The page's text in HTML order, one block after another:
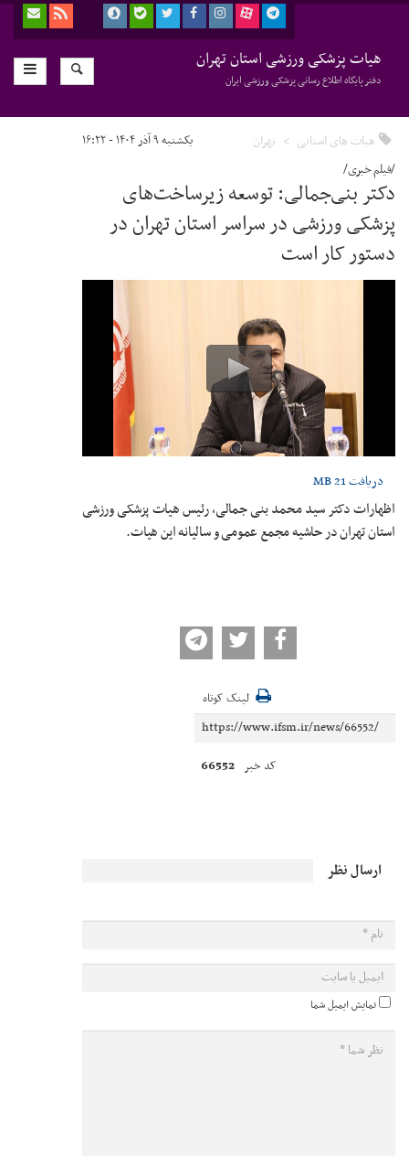
هیات پزشکی ورزشی استان تهران
دفتر پایگاه اطلاع رسانی پزشکی ورزشی ایران
هیات های استانی تهران یکشنبه ۹ آذر ۱۴۰۴ - ۱۶:۲۲
/فیلم خبری/
دکتر بنی‌جمالی: توسعه زیرساخت‌های
پزشکی ورزشی در سراسر استان تهران در
دستور کار است
دریافت21 MB
اظهارات دکتر سید محمد بنی جمالی، رئیس هیات پزشکی ورزشی
استان تهران در حاشیه مجمع عمومی و سالیانه این هیات.
لینک کوتاه
کد خبر 66552
ارسال نظر
نمایش ایمیل شما